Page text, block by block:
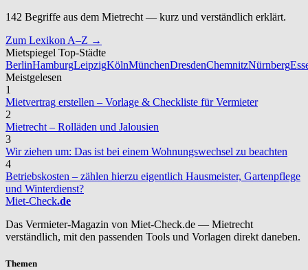
142 Begriffe aus dem Mietrecht — kurz und verständlich erklärt.
Zum Lexikon A–Z →
Mietspiegel Top-Städte
BerlinHamburgLeipzigKölnMünchenDresdenChemnitzNürnberg
Meistgelesen
1
Mietvertrag erstellen – Vorlage & Checkliste für Vermieter
2
Mietrecht – Rolläden und Jalousien
3
Wir ziehen um: Das ist bei einem Wohnungswechsel zu beachten
4
Betriebskosten – zählen hierzu eigentlich Hausmeister, Gartenpflege
und Winterdienst?
Miet-Check.de
Das Vermieter-Magazin von Miet-Check.de — Mietrecht
verständlich, mit den passenden Tools und Vorlagen direkt daneben.
Themen